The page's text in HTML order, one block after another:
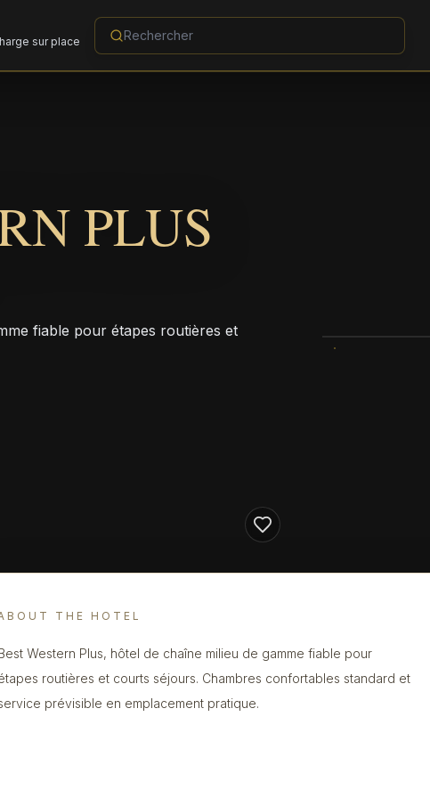
sur place
PLUS
fiable pour étapes routières et
THE HOTEL
Western Plus, hôtel de chaîne milieu de gamme fiable pour
routières et courts séjours. Chambres confortables standard et
prévisible en emplacement pratique.